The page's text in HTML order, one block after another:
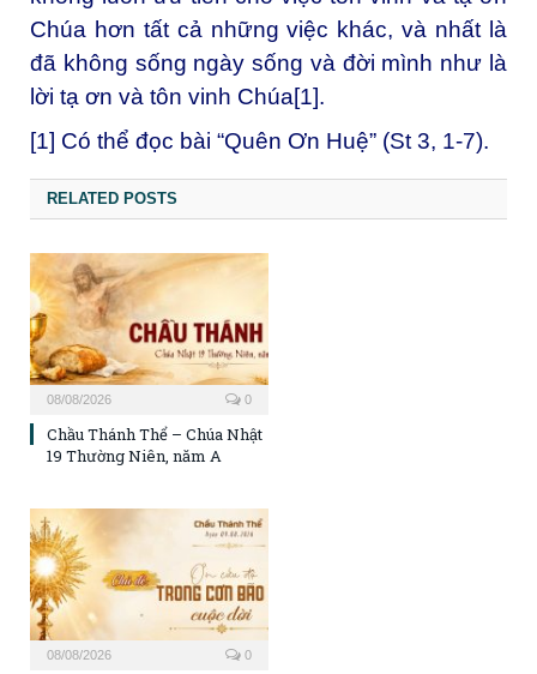
Chúa hơn tất cả những việc khác, và nhất là
đã không sống ngày sống và đời mình như là
lời tạ ơn và tôn vinh Chúa[1].
[1] Có thể đọc bài “Quên Ơn Huệ” (St 3, 1-7).
RELATED POSTS
08/08/2026 0
Chầu Thánh Thể – Chúa Nhật
19 Thường Niên, năm A
08/08/2026 0